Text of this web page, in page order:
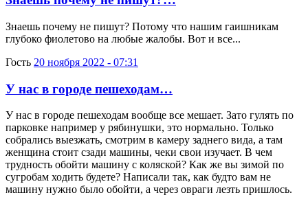
Знаешь почему не пишут? Потому что нашим гаишникам
глубоко фиолетово на любые жалобы. Вот и все...
Гость 20 ноября 2022 - 07:31
У нас в городе пешеходам…
У нас в городе пешеходам вообще все мешает. Зато гулять по
парковке например у рябинушки, это нормально. Только
собрались выезжать, смотрим в камеру заднего вида, а там
женщина стоит сзади машины, чеки свои изучает. В чем
трудность обойти машину с коляской? Как же вы зимой по
сугробам ходить будете? Написали так, как будто вам не
машину нужно было обойти, а через овраги лезть пришлось.